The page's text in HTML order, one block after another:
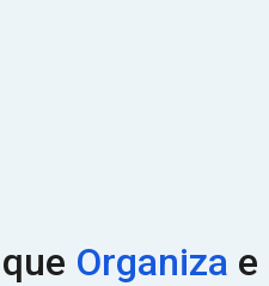
Organiza e